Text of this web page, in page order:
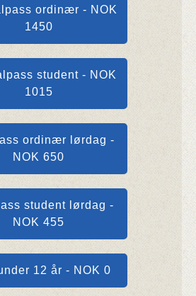
ordinær - NOK
1450
student - NOK
1015
ordinær lørdag -
NOK 650
student lørdag -
NOK 455
12 år - NOK 0